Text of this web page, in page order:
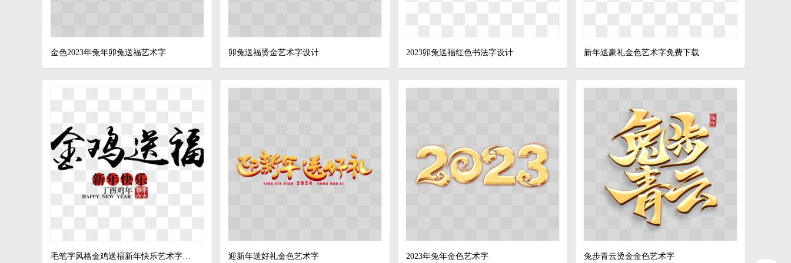
金色2023年兔年卯兔送福艺术字 卯兔送福烫金艺术字设计 2023卯兔送福红色书法字设计 新年送豪礼金色艺术字免费下载
毛笔字风格金鸡送福新年快乐艺术字设计 迎新年送好礼金色艺术字 2023年兔年金色艺术字 兔步青云烫金金色艺术字